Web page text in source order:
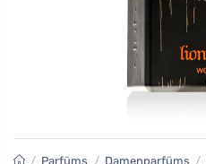
/ Parfüms / Damenparfüms /